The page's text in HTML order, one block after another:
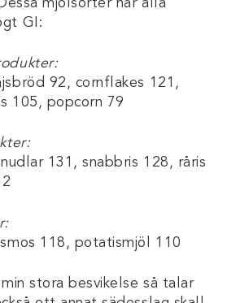
mjölsorter har alla
GI:
92, cornflakes 121,
105, popcorn 79
131, snabbris 128, råris
118, potatismjöl 110
stora besvikelse så talar